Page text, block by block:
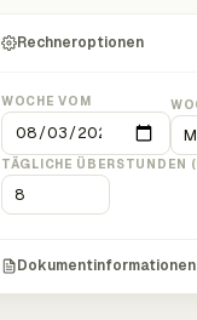
Rechneroptionen
WOCHE VOM
TÄGLICHE ÜBERSTUNDEN
Dokumentinformationen